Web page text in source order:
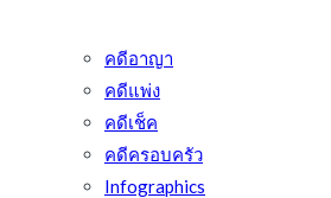
คดีอาญา
คดีแพ่ง
คดีเช็ค
คดีครอบครัว
Infographics